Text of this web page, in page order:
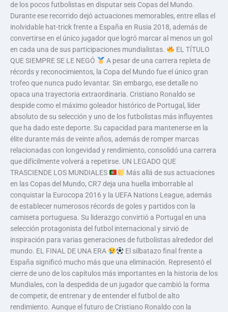
de los pocos futbolistas en disputar seis Copas del Mundo.
Durante ese recorrido dejó actuaciones memorables, entre ellas el
inolvidable hat-trick frente a España en Rusia 2018, además de
convertirse en el único jugador que logró marcar al menos un gol
en cada una de sus participaciones mundialistas.
EL TÍTULO
QUE SIEMPRE SE LE NEGÓ
A pesar de una carrera repleta de
récords y reconocimientos, la Copa del Mundo fue el único gran
trofeo que nunca pudo levantar. Sin embargo, ese detalle no
opaca una trayectoria extraordinaria. Cristiano Ronaldo se
despide como el máximo goleador histórico de Portugal, líder
absoluto de su selección y uno de los futbolistas más influyentes
que ha dado este deporte. Su capacidad para mantenerse en la
élite durante más de veinte años, además de romper marcas
relacionadas con longevidad y rendimiento, consolidó una carrera
que difícilmente volverá a repetirse. UN LEGADO QUE
TRASCIENDE LOS MUNDIALES
Más allá de sus actuaciones
en las Copas del Mundo, CR7 deja una huella imborrable al
conquistar la Eurocopa 2016 y la UEFA Nations League, además
de establecer numerosos récords de goles y partidos con la
camiseta portuguesa. Su liderazgo convirtió a Portugal en una
selección protagonista del futbol internacional y sirvió de
inspiración para varias generaciones de futbolistas alrededor del
mundo. EL FINAL DE UNA ERA
El silbatazo final frente a
España significó mucho más que una eliminación. Representó el
cierre de uno de los capítulos más importantes en la historia de los
Mundiales, con la despedida de un jugador que cambió la forma
de competir, de entrenar y de entender el futbol de alto
rendimiento. Aunque el futuro de Cristiano Ronaldo con la